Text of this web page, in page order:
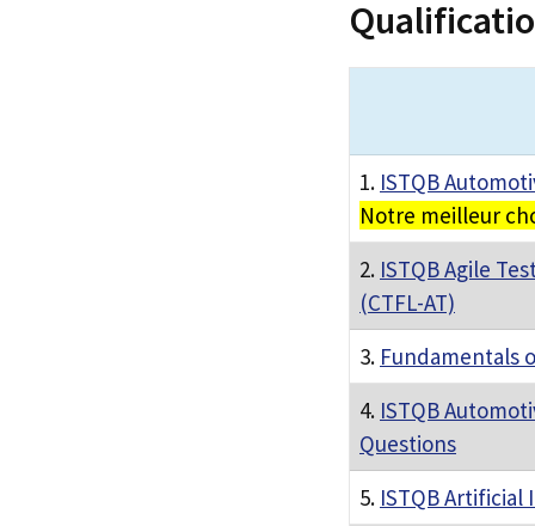
1. ISTQB
Notre meilleur
2. ISTQB Agile
(CTFL-AT)
3. Fundamentals
4. ISTQB
Questions
5. ISTQB Artificial